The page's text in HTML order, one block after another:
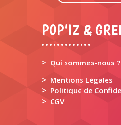
POP’IZ &
> Qui sommes-nous ?
> Mentions Légales
> Politique de
> CGV